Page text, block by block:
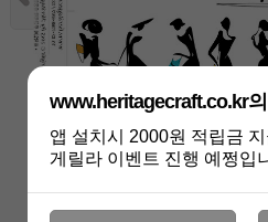
www.heritagecraft.co.kr
앱 설치시 2000원 적립금
게릴라 이벤트 진행 예쩡입